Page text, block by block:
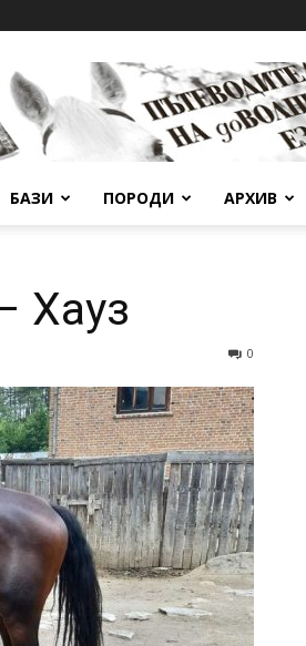
БАЗИ ПОРОДИ АРХИВ
Хауз
0